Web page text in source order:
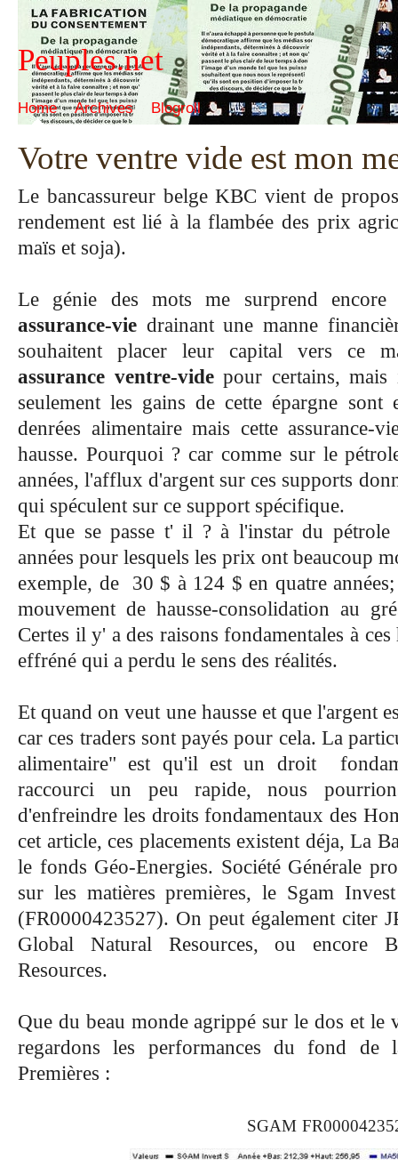
Peuples.net
Home Archives Blogroll
Votre ventre vide est mon
Le bancassureur belge KBC vient de
rendement est lié à la flambée des prix
maïs et soja).
Le génie des mots me surprend
assurance-vie drainant une manne
souhaitent placer leur capital vers ce
assurance ventre-videpour certains,
seulement les gains de cette épargne sont
denrées alimentaire mais cette
hausse. Pourquoi ? car comme sur le
années, l'afflux d'argent sur ces supports
qui spéculent sur ce support spécifique.
Et que se passe t' il ? à l'instar du pétrole
années pour lesquels les prix ont beaucoup
exemple, de 30 $ à 124 $ en quatre
mouvement de hausse-consolidation au
Certes il y' a des raisons fondamentales à
effréné qui a perdu le sens des réalités.
Et quand on veut une hausse et que l'argent
car ces traders sont payés pour cela. La
alimentaire" est qu'il est un droit
raccourci un peu rapide, nous
d'enfreindre les droits fondamentaux des
cet article, ces placements existent déja, La
le fonds Géo-Energies. Société Générale
sur les matières premières, le Sgam
(FR0000423527). On peut également citer
Global Natural Resources, ou encore
Resources.
Que du beau monde agrippé sur le dos et le
regardons les performances du fond de
Premières :
SGAM